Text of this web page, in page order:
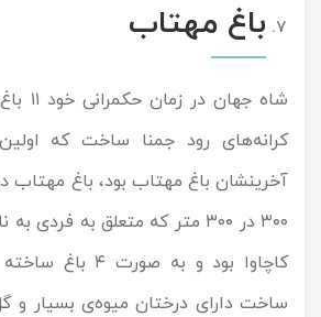
باغ مهتاب
شاه
کرانه‌های رود جمنا ساخت که
آخرینشان باغ مهتاب بود، باغ مهتاب
۳۰۰ در ۳۰۰ متر که متعلق به
کاچاوا بود و به
ساخت دارای درختان میوه‌ی بسیار و